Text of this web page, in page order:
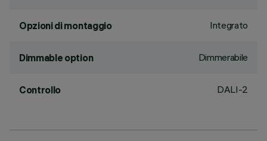
Opzioni di montaggio Integrato
Dimmable option Dimmerabile
Controllo DALI-2